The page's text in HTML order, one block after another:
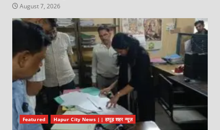
August 7, 2026
Featured Hapur City News || हापुड़ शहर न्यूज़